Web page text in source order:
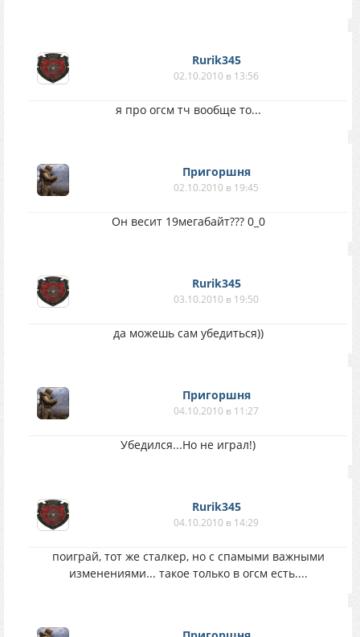
Rurik345
02.10.2010 в 13:56
я про огсм тч вообще то...
Пригоршня
02.10.2010 в 19:45
Он весит 19мегабайт??? 0_0
Rurik345
03.10.2010 в 19:50
да можешь сам убедиться))
Пригоршня
04.10.2010 в 11:27
Убедился...Но не играл!)
Rurik345
04.10.2010 в 14:29
поиграй, тот же сталкер, но с спамыми важными
изменениями... такое только в огсм есть....